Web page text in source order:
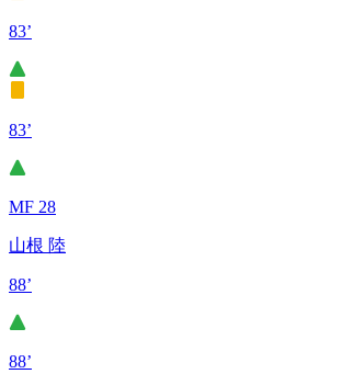
83’
83’
MF 28
山根 陸
88’
88’